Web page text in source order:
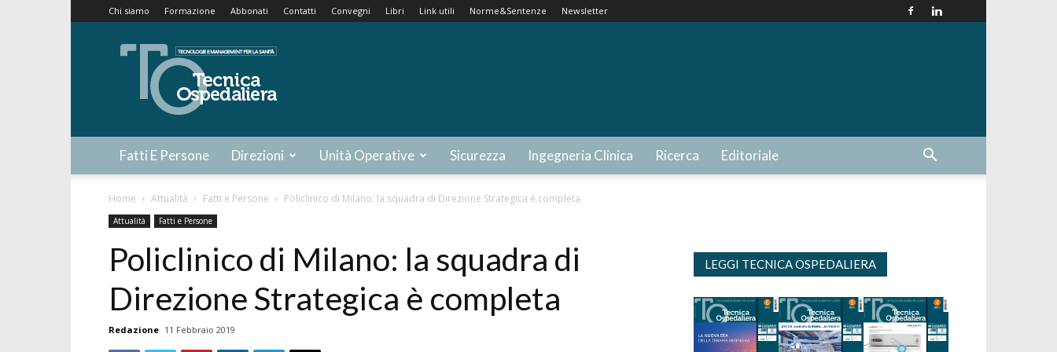
Chi siamo Formazione Abbonati Contatti Convegni Libri Link utili Norme&Sentenze Newsletter
Tecnica
Ospedaliera
Fatti E Persone Direzioni Unità Operative Sicurezza Ingegneria Clinica Ricerca Editoriale
Home Attualità Fatti e Persone Policlinico di Milano: la squadra di Direzione Strategica è completa
Attualità Fatti e Persone
Policlinico di Milano: la squadra di
Direzione Strategica è completa
Redazione 11 Febbraio 2019
LEGGI TECNICA OSPEDALIERA